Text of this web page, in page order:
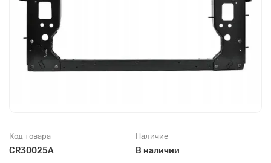
Код товара
CR30025A
Наличие
В наличии